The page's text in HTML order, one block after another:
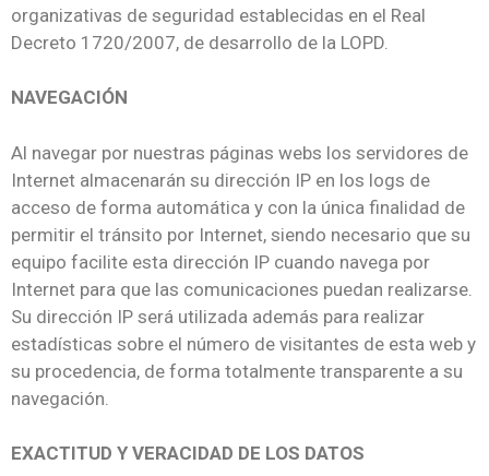
organizativas de seguridad establecidas en el Real
Decreto 1720/2007, de desarrollo de la LOPD.
NAVEGACIÓN
Al navegar por nuestras páginas webs los servidores de
Internet almacenarán su dirección IP en los logs de
acceso de forma automática y con la única finalidad de
permitir el tránsito por Internet, siendo necesario que su
equipo facilite esta dirección IP cuando navega por
Internet para que las comunicaciones puedan realizarse.
Su dirección IP será utilizada además para realizar
estadísticas sobre el número de visitantes de esta web y
su procedencia, de forma totalmente transparente a su
navegación.
EXACTITUD Y VERACIDAD DE LOS DATOS